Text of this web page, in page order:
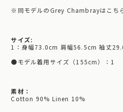
※同モデルのGrey Chambrayはこち
サイズ:
1：身幅73.0cm 肩幅56.5cm 袖丈
●モデル着用サイズ（155cm）：1
素材：
Cotton 90% Linen 10%